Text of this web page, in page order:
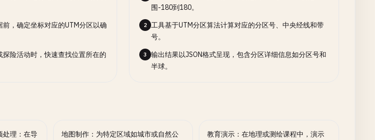
，确定坐标对应的UTM分区以确
险活动时，快速查找位置所在的
围-180到180。
2
工具基于UTM分区算法计算对应的分区号、中央经线和带
号。
3
输出结果以JSON格式呈现，包含分区详细信息如分区号和
半球。
处理：在导
地图制作：为特定区域如城市或自然公
教育演示：在地理或测绘课程中，演示